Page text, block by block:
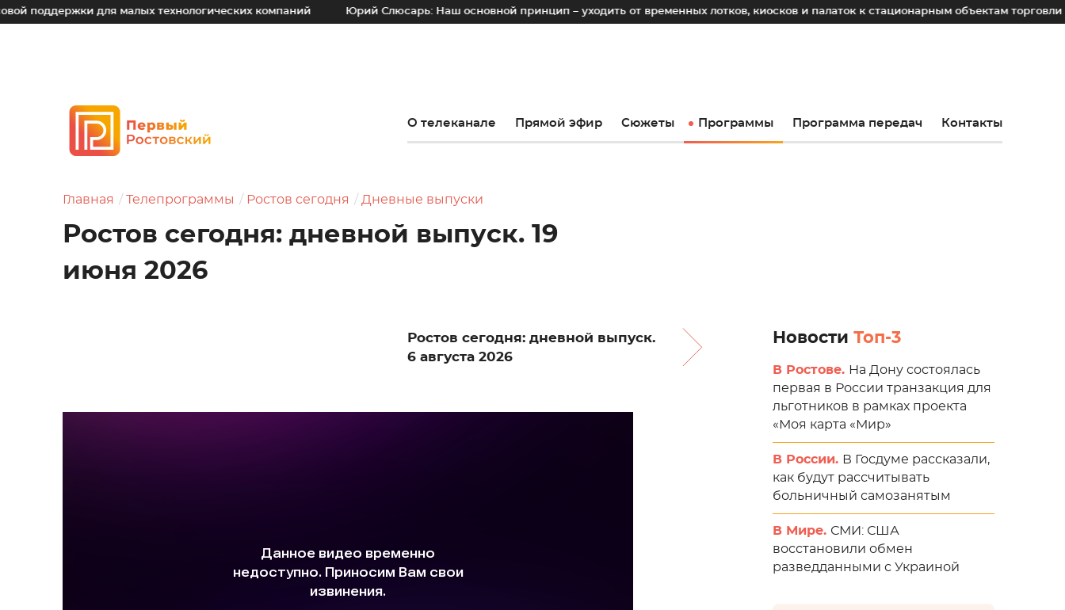
для малых технологических компаний Юрий Слюсарь: Наш основной принцип – уходить от временных лотков, киосков и палаток к стационарным объектам торговли До
О телеканале Прямой эфир Сюжеты Программы Программа передач Контакты
Главная Телепрограммы Ростов сегодня Дневные выпуски
Ростов сегодня: дневной выпуск. 19
июня 2026
Ростов сегодня: дневной выпуск.
6 августа 2026
Новости Топ-3
В Ростове. На Дону состоялась
первая в России транзакция для
льготников в рамках проекта
«Моя карта «Мир»
В России. В Госдуме рассказали,
как будут рассчитывать
больничный самозанятым
В Мире. СМИ: США
восстановили обмен
разведданными с Украиной